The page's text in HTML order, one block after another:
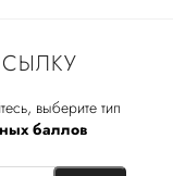
выберите тип
баллов